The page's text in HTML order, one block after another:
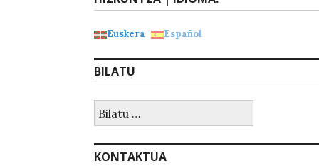
Euskera Español
BILATU
KONTAKTUA